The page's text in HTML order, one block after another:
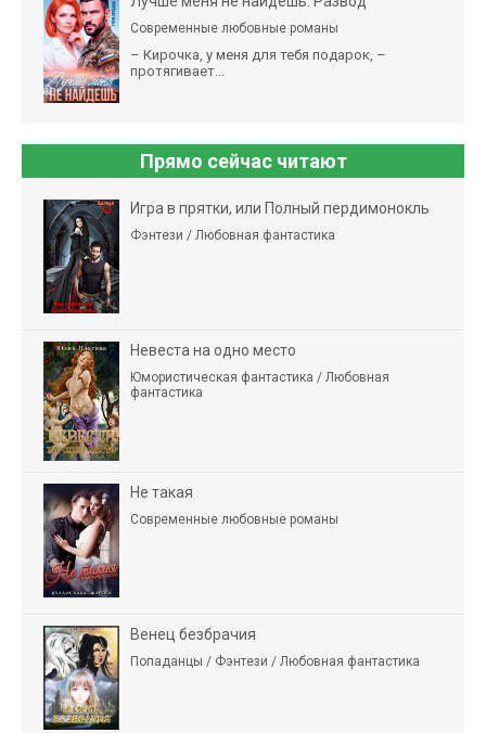
Современные любовные романы
– Кирочка, у меня для тебя подарок, –
протягивает...
Прямо сейчас читают
Игра в прятки, или Полный пердимонокль
Фэнтези / Любовная фантастика
Невеста на одно место
Юмористическая фантастика / Любовная
фантастика
Не такая
Современные любовные романы
Венец безбрачия
Попаданцы / Фэнтези / Любовная фантастика